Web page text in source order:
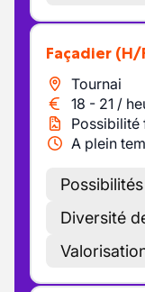
Façadier (H/
Tournai
18 - 21 /
Possibilité
A plein
Diversité